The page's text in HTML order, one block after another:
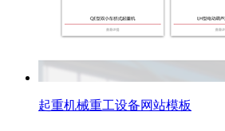
起重机械重工设备网站模板